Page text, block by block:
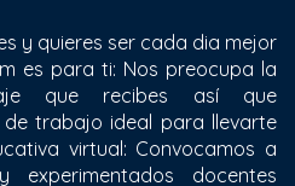
y quieres ser cada dia mejor
es para ti: Nos preocupa la
que recibes así que
trabajo ideal para llevarte
virtual: Convocamos a
docentes